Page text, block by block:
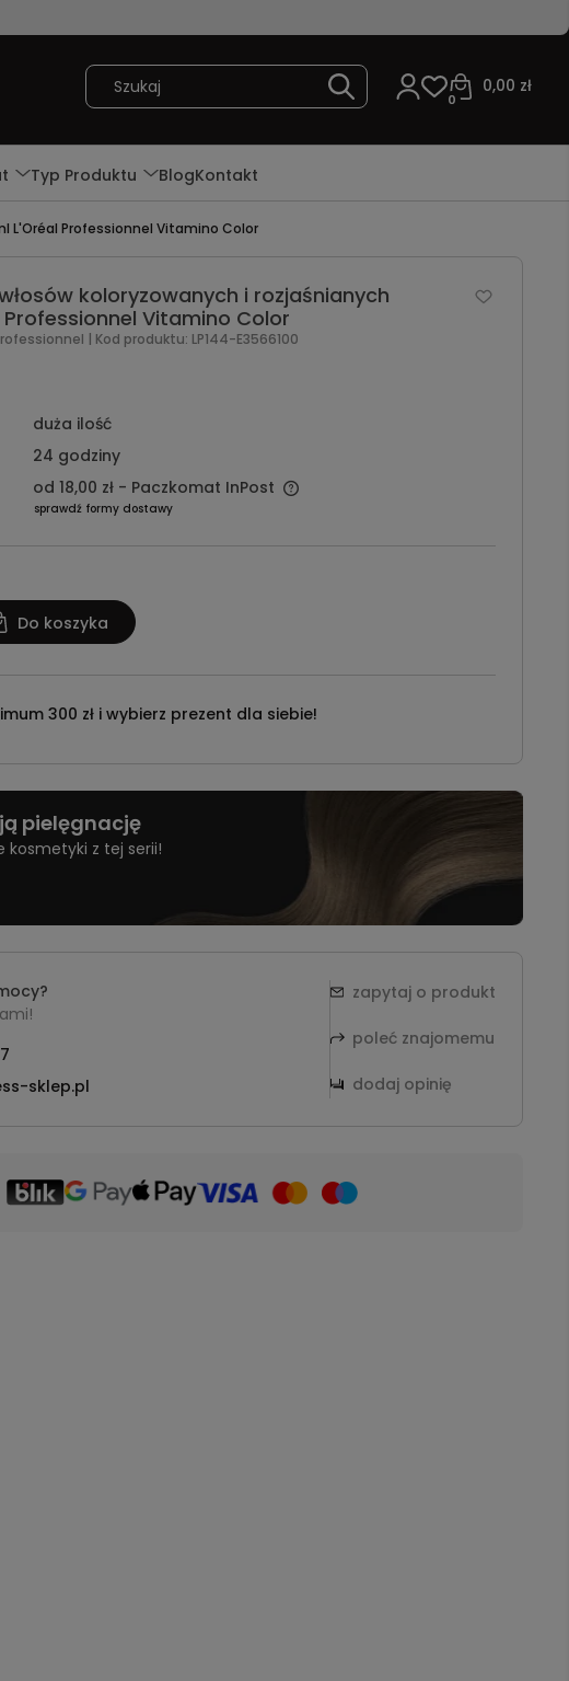
0,00 zł
0
Typ Produktu BlogKontakt
L'Oréal Professionnel Vitamino Color
koloryzowanych i rozjaśnianych
Professionnel Vitamino Color
| Kod produktu: LP144-E3566100
duża ilość
24 godziny
od 18,00 zł - Paczkomat InPost
sprawdź formy dostawy
Do koszyka
300 zł i wybierz prezent dla siebie!
pielęgnację
kosmetyki z tej serii!
sklep.pl
zapytaj o produkt
poleć znajomemu
dodaj opinię